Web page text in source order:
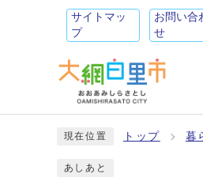
サイトマッ
プ
お問い合
せ
現在位置 トップ 暮
あしあと